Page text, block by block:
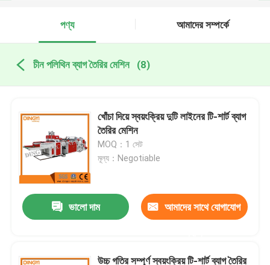
পণ্য
আমাদের সম্পর্কে
চীন পলিথিন ব্যাগ তৈরির মেশিন (8)
খোঁচা দিয়ে স্বয়ংক্রিয় দুটি লাইনের টি-শার্ট ব্যাগ
তৈরির মেশিন
MOQ：1 সেট
মূল্য：Negotiable
ভালো দাম আমাদের সাথে যোগাযোগ
উচ্চ গতির সম্পূর্ণ স্বয়ংক্রিয় টি-শার্ট ব্যাগ তৈরির